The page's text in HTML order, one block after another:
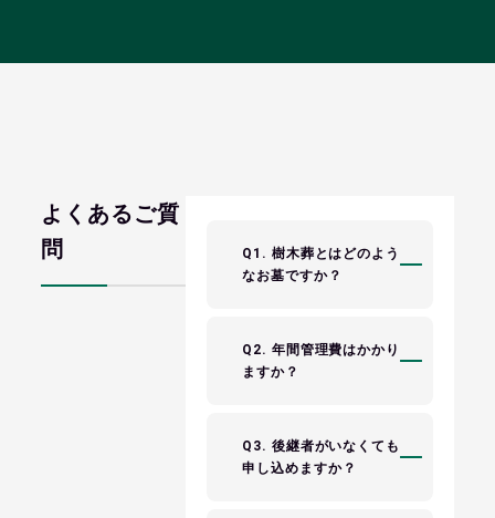
よくあるご質
問
Q1. 樹木葬とはどのよう
なお墓ですか？
Q2. 年間管理費はかかり
ますか？
Q3. 後継者がいなくても
申し込めますか？